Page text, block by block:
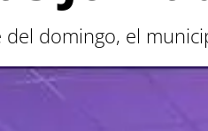
del domingo, el